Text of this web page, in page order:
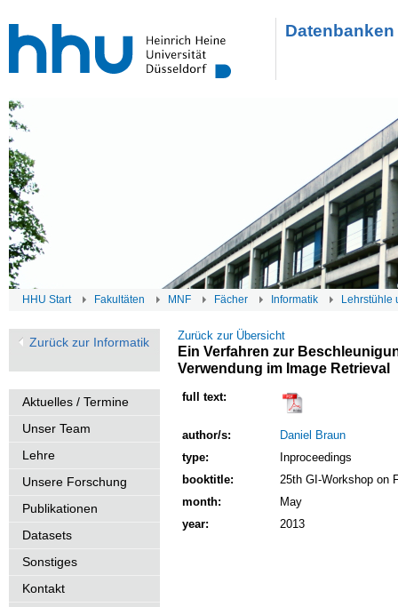
HHU Start Fakultäten MNF Fächer Informatik Lehrstühle
Zurück zur Informatik
Aktuelles / Termine
Unser Team
Lehre
Unsere Forschung
Publikationen
Datasets
Sonstiges
Kontakt
Zurück zur Übersicht
Ein Verfahren zur
Verwendung im Image Retrieval
full text:
author/s:
Daniel Braun
type:
Inproceedings
booktitle:
25th GI-Workshop on
month:
May
year:
2013